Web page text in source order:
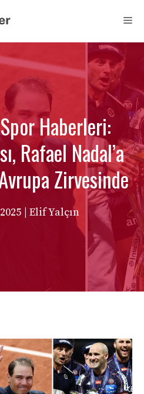
Haberleri:
Rafael Nadal’a
Zirvesinde
| Elif Yalçın